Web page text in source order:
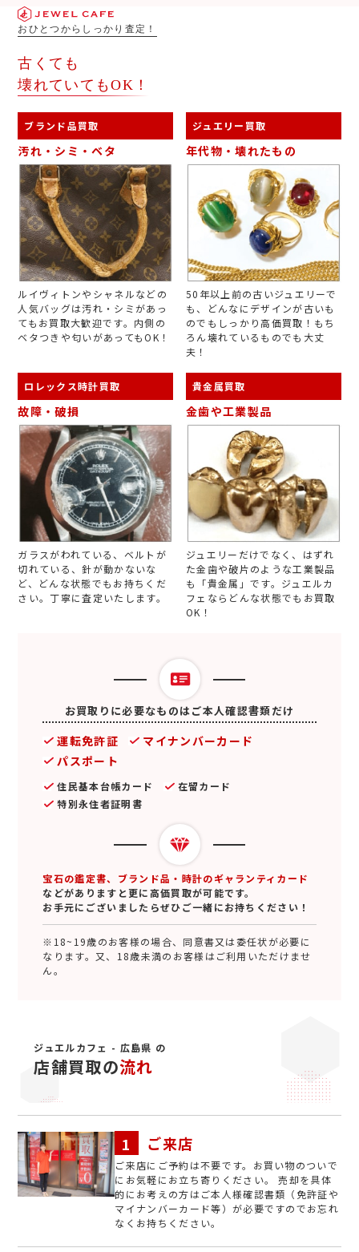
おひとつからしっかり査定！
古くても
壊れていてもOK！
ブランド品買取
汚れ・シミ・ベタ
ルイヴィトンやシャネルなどの
人気バッグは汚れ・シミがあっ
てもお買取大歓迎です。内側の
ベタつきや匂いがあってもOK！
ジュエリー買取
年代物・壊れたもの
50年以上前の古いジュエリーで
も、どんなにデザインが古いも
のでもしっかり高価買取！もち
ろん壊れているものでも大丈
夫！
ロレックス時計買取
故障・破損
ガラスがわれている、ベルトが
切れている、針が動かないな
ど、どんな状態でもお持ちくだ
さい。丁寧に査定いたします。
貴金属買取
金歯や工業製品
ジュエリーだけでなく、はずれ
た金歯や破片のような工業製品
も「貴金属」です。ジュエルカ
フェならどんな状態でもお買取
OK！
お買取りに必要なものはご本人確認書類だけ
運転免許証
マイナンバーカード
パスポート
住民基本台帳カード
在留カード
特別永住者証明書
宝石の鑑定書、ブランド品・時計のギャランティカード
などがありますと更に高価買取が可能です。
お手元にございましたらぜひご一緒にお持ちください！
※18~19歳のお客様の場合、同意書又は委任状が必要に
なります。又、18歳未満のお客様はご利用いただけませ
ん。
ジュエルカフェ - 広島県 の
店舗買取の流れ
ご来店
ご来店にご予約は不要です。お買い物のついで
にお気軽にお立ち寄りください。 売却を具体
的にお考えの方はご本人様確認書類（免許証や
マイナンバーカード等）が必要ですのでお忘れ
なくお持ちください。